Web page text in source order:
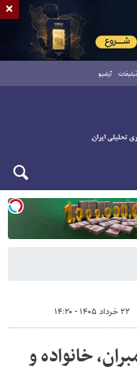
تبلیغات آرشیو
۲۲ خرداد ۱۴۰۵ - ۱۴:۲۰
خانواده و
×